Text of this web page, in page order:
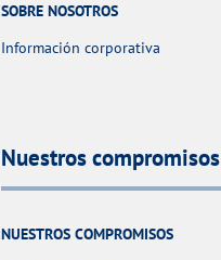
SOBRE NOSOTROS
Información corporativa
Nuestros compromisos
NUESTROS COMPROMISOS